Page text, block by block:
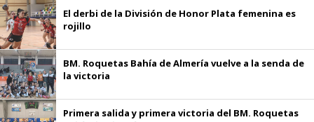
El derbi de la División de Honor Plata femenina es
rojillo
BM. Roquetas Bahía de Almería vuelve a la senda de
la victoria
Primera salida y primera victoria del BM. Roquetas